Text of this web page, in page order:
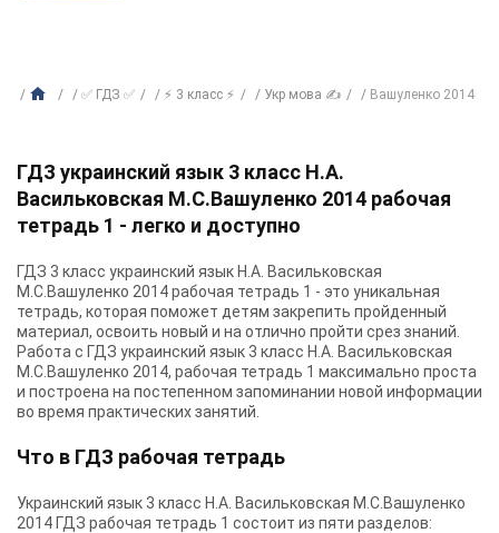
✅ ГДЗ ✅ ⚡ 3 класс ⚡ Укр мова ✍ Вашуленко 2014
ГДЗ украинский язык 3 класс Н.А.
Васильковская М.С.Вашуленко 2014 рабочая
тетрадь 1 - легко и доступно
ГДЗ 3 класс украинский язык Н.А. Васильковская
М.С.Вашуленко 2014 рабочая тетрадь 1 - это уникальная
тетрадь, которая поможет детям закрепить пройденный
материал, освоить новый и на отлично пройти срез знаний.
Работа с ГДЗ украинский язык 3 класс Н.А. Васильковская
М.С.Вашуленко 2014, рабочая тетрадь 1 максимально проста
и построена на постепенном запоминании новой информации
во время практических занятий.
Что в ГДЗ рабочая тетрадь
Украинский язык 3 класс Н.А. Васильковская М.С.Вашуленко
2014 ГДЗ рабочая тетрадь 1 состоит из пяти разделов: